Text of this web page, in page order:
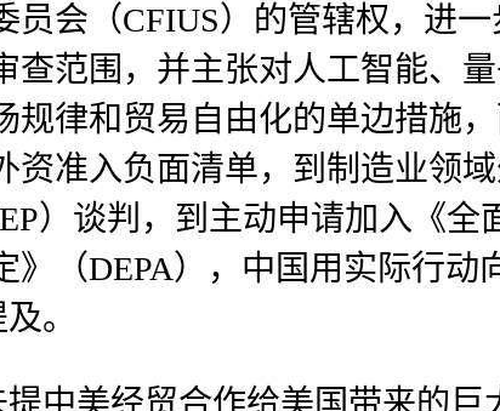
会（CFIUS）的管辖权，进
查范围，并主张对人工智能、
规律和贸易自由化的单边措施
资准入负面清单，到制造业领
）谈判，到主动申请加入《全
》（DEPA），中国用实际行
。
中美经贸合作给美国带来的